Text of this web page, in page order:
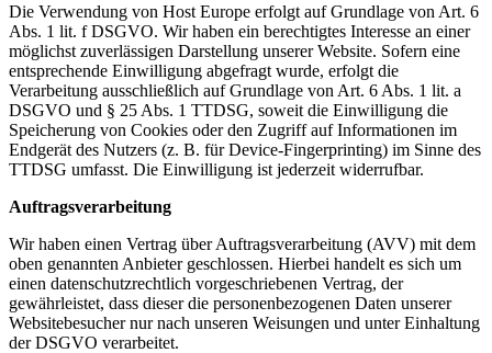
Die Verwendung von Host Europe erfolgt auf Grundlage von Art. 6
Abs. 1 lit. f DSGVO. Wir haben ein berechtigtes Interesse an einer
möglichst zuverlässigen Darstellung unserer Website. Sofern eine
entsprechende Einwilligung abgefragt wurde, erfolgt die
Verarbeitung ausschließlich auf Grundlage von Art. 6 Abs. 1 lit. a
DSGVO und § 25 Abs. 1 TTDSG, soweit die Einwilligung die
Speicherung von Cookies oder den Zugriff auf Informationen im
Endgerät des Nutzers (z. B. für Device-Fingerprinting) im Sinne des
TTDSG umfasst. Die Einwilligung ist jederzeit widerrufbar.
Auftragsverarbeitung
Wir haben einen Vertrag über Auftragsverarbeitung (AVV) mit dem
oben genannten Anbieter geschlossen. Hierbei handelt es sich um
einen datenschutzrechtlich vorgeschriebenen Vertrag, der
gewährleistet, dass dieser die personenbezogenen Daten unserer
Websitebesucher nur nach unseren Weisungen und unter Einhaltung
der DSGVO verarbeitet.